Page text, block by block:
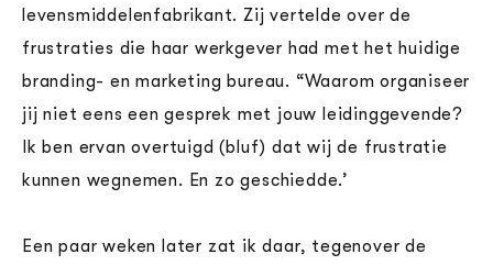
levensmiddelenfabrikant. Zij vertelde over de
frustraties die haar werkgever had met het huidige
branding- en marketing bureau. “Waarom organiseer
jij niet eens een gesprek met jouw leidinggevende?
Ik ben ervan overtuigd (bluf) dat wij de frustratie
kunnen wegnemen. En zo geschiedde.’
Een paar weken later zat ik daar, tegenover de